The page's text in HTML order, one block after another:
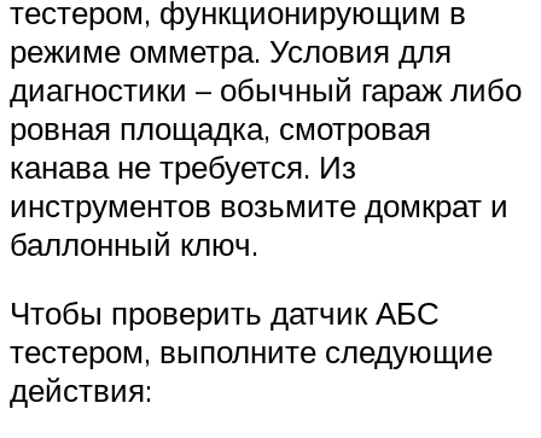
тестером, функционирующим в
режиме омметра. Условия для
диагностики – обычный гараж либо
ровная площадка, смотровая
канава не требуется. Из
инструментов возьмите домкрат и
баллонный ключ.
Чтобы проверить датчик АБС
тестером, выполните следующие
действия: